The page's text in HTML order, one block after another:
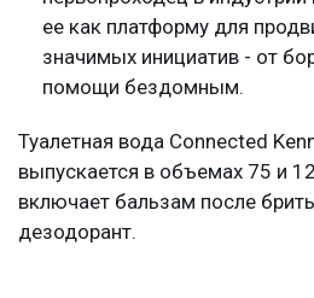
ее как платформу для
значимых инициатив - от
помощи бездомным.
Туалетная вода Connected
выпускается в объемах 75 и
включает бальзам после
дезодорант.